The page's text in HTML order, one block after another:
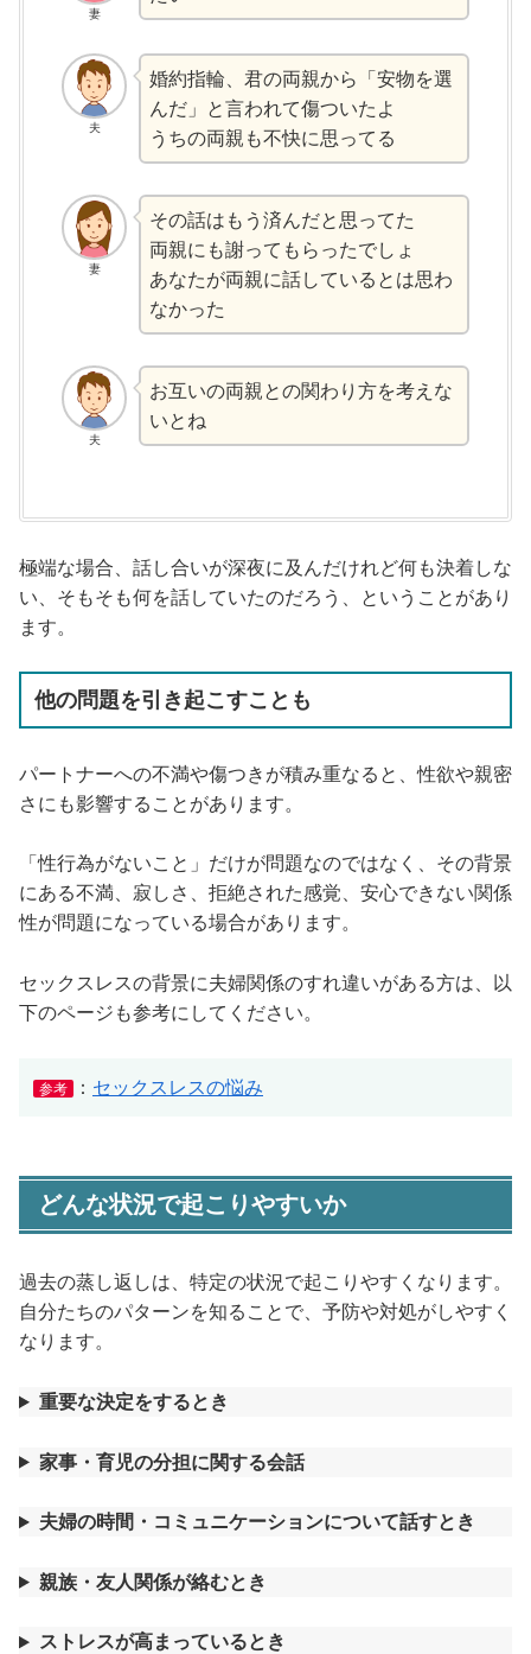
妻
夫
婚約指輪、君の両親から「安物を選
んだ」と言われて傷ついたよ
うちの両親も不快に思ってる
妻
その話はもう済んだと思ってた
両親にも謝ってもらったでしょ
あなたが両親に話しているとは思わ
なかった
夫
お互いの両親との関わり方を考えな
いとね
極端な場合、話し合いが深夜に及んだけれど何も決着しな
い、そもそも何を話していたのだろう、ということがあり
ます。
他の問題を引き起こすことも
パートナーへの不満や傷つきが積み重なると、性欲や親密
さにも影響することがあります。
「性行為がないこと」だけが問題なのではなく、その背景
にある不満、寂しさ、拒絶された感覚、安心できない関係
性が問題になっている場合があります。
セックスレスの背景に夫婦関係のすれ違いがある方は、以
下のページも参考にしてください。
参考 ： セックスレスの悩み
どんな状況で起こりやすいか
過去の蒸し返しは、特定の状況で起こりやすくなります。
自分たちのパターンを知ることで、予防や対処がしやすく
なります。
重要な決定をするとき
家事・育児の分担に関する会話
夫婦の時間・コミュニケーションについて話すとき
親族・友人関係が絡むとき
ストレスが高まっているとき